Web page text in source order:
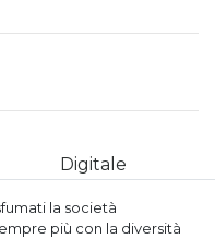
Digitale
la società
più con la diversità